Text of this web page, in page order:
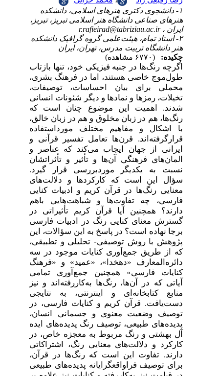
۱- دانشجوی دکتری هنرهای اسلامی، دانشکده
هنرهای صناعی دانشگاه هنر اسلامی تبریز، تبریز،
r.rafieirad@tabriziau.ac.ir
۲- استاد تمام، هیئت‌علمی گروه گرافیک دانشکده
هنر دانشگاه تربیت مدرس، تهران، ایران
(۶۷۷۰ مشاهده)
اگرچه رنگ‌ها در جنبه فیزیکی خود، تنها بازتاب
طول‌موج خاصی هستند، اما در فرهنگ بشری،
محملی برای بیان احساسات، توصیفات،
تخیلات، رمزها و نمادها و دیگر شئونات انسانی
شدند. اهمیت این موضوع چنان است که
رنگ‌ها، هم در زبان مخلوق و هم در زبان خالق،
با اشکال و مفاهیم مختلف مورداستفاده
قرارگرفته‌اند. قرن‌ها تعامل تفسیر قرآنی و
ایرانی از جهان ایجاب می‌کند که عناصر و
المان‌های فرهنگی آن‌ها و تأثیر و تأثراتشان
نسبت به یکدیگر موردبررسی قرار گیرد.
سؤال این است که کارکردها و دلالت‌های
معنایی رنگ‌ها در قرآن کریم و ادبیات کنایی
فارسی، چه تفاوت‌ها و شباهت‌هایی باهم
دارند؟ همچنین آیا قرآن کریم تأثیراتی در
گسترش معنای کنایی رنگ در ادبیات فارسی
برجا نهاده است؟ در پاسخ به این سؤالات، این
پژوهش با روش توصیفی- تحلیلی و تطبیقی،
که از طریق جمع‌آوری کنایات موجود در سه
دائره‌المعارف «دهخدا»، «عمید» و «فرهنگ
کنایات فارسی» همچنین جمعآوری تمامی
آیاتی که در آن‌ها، رنگ‌ها به‌کاررفته‌اند و نیز
منابع کتابخانه‌ای و اینترنتی، به نتایجی
دست‌یافت. قرآن کریم و کنایات فارسی، در
توصیف وضعیت معنوی و جسمانی انسان،
پدیده‌های طبیعی، توصیف رنگ پدیده‌های ایده
آل بهشتی و رنگ مربوط به معجزه خاص، در
کارکرد و دلالت‌های معنایی رنگ، اشتراکاتی
دارند. تفاوت‌ این است که رنگ‌ها در قرآن،
برای توصیف فراواقعگرایانه پدیده‌های طبیعی